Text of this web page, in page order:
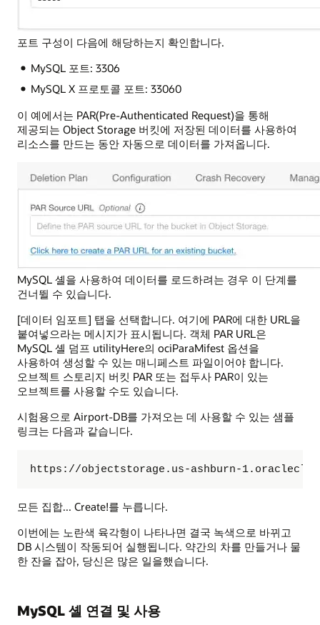
포트 구성이 다음에 해당하는지 확인합니다.
MySQL 포트: 3306
MySQL X 프로토콜 포트: 33060
이 예에서는 PAR(Pre-Authenticated Request)을 통해
제공되는 Object Storage 버킷에 저장된 데이터를 사용하여
리소스를 만드는 동안 자동으로 데이터를 가져옵니다.
MySQL 셸을 사용하여 데이터를 로드하려는 경우 이 단계를
건너뛸 수 있습니다.
[데이터 임포트] 탭을 선택합니다. 여기에 PAR에 대한 URL을
붙여넣으라는 메시지가 표시됩니다. 객체 PAR URL은
MySQL 셸 덤프 utilityHere의 ociParaMifest 옵션을
사용하여 생성할 수 있는 매니페스트 파일이어야 합니다.
오브젝트 스토리지 버킷 PAR 또는 접두사 PAR이 있는
오브젝트를 사용할 수도 있습니다.
시험용으로 Airport-DB를 가져오는 데 사용할 수 있는 샘플
링크는 다음과 같습니다.
https://objectstorage.us-ashburn-
모든 집합... Create!를 누릅니다.
이번에는 노란색 육각형이 나타나면 결국 녹색으로 바뀌고
DB 시스템이 작동되어 실행됩니다. 약간의 차를 만들거나 물
한 잔을 잡아, 당신은 많은 일을했습니다.
MySQL 셸 연결 및 사용